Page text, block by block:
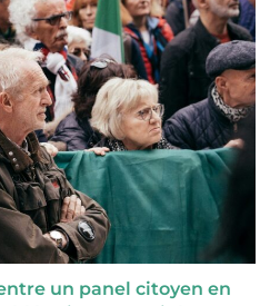
un panel citoyen en